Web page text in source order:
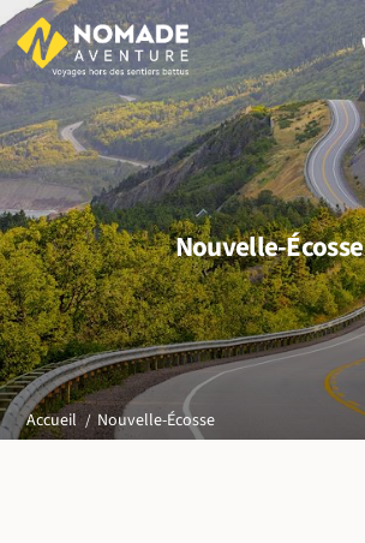
Nouvelle-Écosse
Accueil Nouvelle-Écosse